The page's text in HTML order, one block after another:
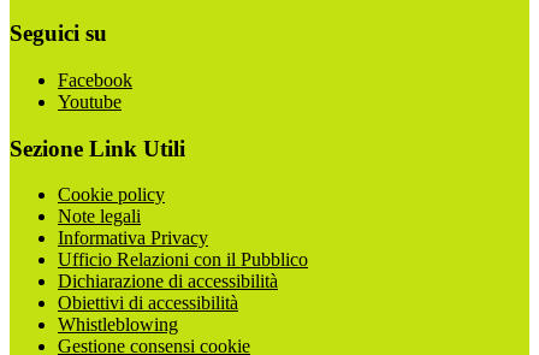
Seguici su
Facebook
Youtube
Sezione Link Utili
Cookie policy
Note legali
Informativa Privacy
Ufficio Relazioni con il Pubblico
Dichiarazione di accessibilità
Obiettivi di accessibilità
Whistleblowing
Gestione consensi cookie